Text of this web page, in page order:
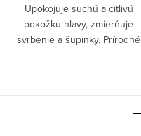
Upokojuje suchú a citlivú
pokožku hlavy, zmierňuje
svrbenie a šupinky. Prírodné